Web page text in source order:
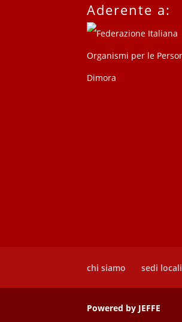
Aderente a:
chi siamo sedi locali
Powered by JEFFE